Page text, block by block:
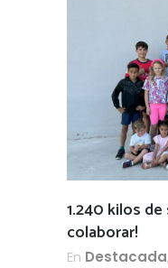
1.240 kilos
colaborar!
En Destacada,